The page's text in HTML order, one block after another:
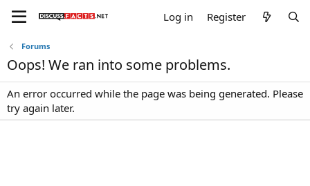
Log in Register
Forums
Oops! We ran into some problems.
An error occurred while the page was being generated. Please
try again later.